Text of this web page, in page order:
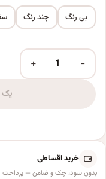
بی رنگ چند رنگ
چسب بادکنک مدل BK عدد
−
+
یک
خرید اقساطی
بدون سود، چک و ضامن — پرداخت در 4 قسط